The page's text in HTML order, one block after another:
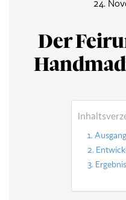
24.
Der
1.
2.
3. Ergebnis